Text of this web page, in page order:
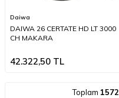
Daiwa
DAIWA 26 CERTATE HD LT 3000
CH MAKARA
42.322,50 TL
Toplam 1572